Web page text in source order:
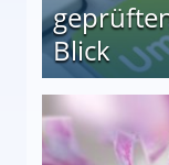
Blick
auf einen Blick